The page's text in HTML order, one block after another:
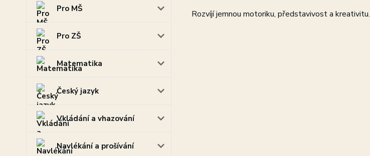
Pro MŠ
Pro ZŠ
Matematika
Český jazyk
Vkládání a vhazování
Navlékání a prošívání
Rozvíjí jemnou motoriku, představivost a kreativitu.